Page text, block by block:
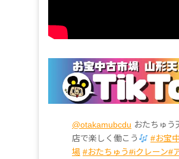
@otakamubcdu おたちゅう
店で楽しく働こう
#お宝
場 #おたちゅう#iクレーン#